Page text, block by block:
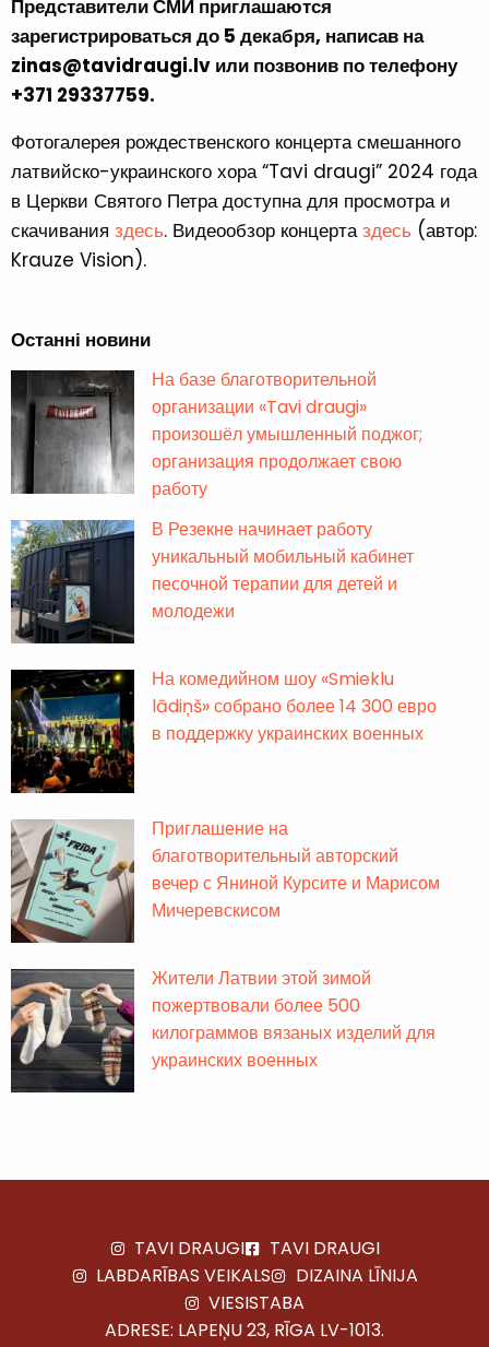
Представители СМИ приглашаются
зарегистрироваться до 5 декабря, написав на
zinas@tavidraugi.lv или позвонив по телефону
+371 29337759.
Фотогалерея рождественского концерта смешанного
латвийско-украинского хора “Tavi draugi” 2024 года
в Церкви Святого Петра доступна для просмотра и
скачивания здесь. Видеообзор концертаздесь (автор:
Krauze Vision).
Останні новини
На базе благотворительной
организации «Tavi draugi»
произошёл умышленный поджог;
организация продолжает свою
работу
В Резекне начинает работу
уникальный мобильный кабинет
песочной терапии для детей и
молодежи
На комедийном шоу «Smieklu
lādiņš» собрано более 14 300 евро
в поддержку украинских военных
Приглашение на
благотворительный авторский
вечер с Яниной Курсите и Марисом
Мичеревскисом
Жители Латвии этой зимой
пожертвовали более 500
килограммов вязаных изделий для
украинских военных
TAVI DRAUGI
TAVI DRAUGI
LABDARĪBAS VEIKALS
DIZAINA LĪNIJA
VIESISTABA
ADRESE: LAPEŅU 23, RĪGA LV-1013.